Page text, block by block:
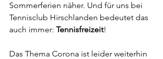
Sommerferien näher. Und für uns bei
Tennisclub Hirschlanden bedeutet das
auch immer: Tennisfreizeit!
Das Thema Corona ist leider weiterhin